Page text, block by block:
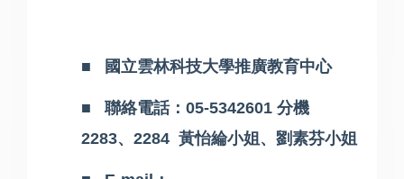
■ 國立雲林科技大學推廣教育中心
■ 聯絡電話： 05-5342601 分機
2283、 2284 黃怡綸小姐、劉素芬小姐